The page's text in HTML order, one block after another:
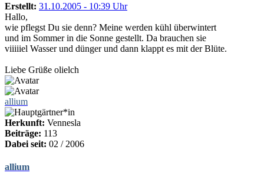
Erstellt: 31.10.2005 - 10:39 Uhr
Hallo,
wie pflegst Du sie denn? Meine werden kühl überwintert
und im Sommer in die Sonne gestellt. Da brauchen sie
viiiiiel Wasser und dünger und dann klappt es mit der Blüte.
Liebe Grüße olielch
allium
Herkunft: Vennesla
Beiträge: 113
Dabei seit: 02 / 2006
allium